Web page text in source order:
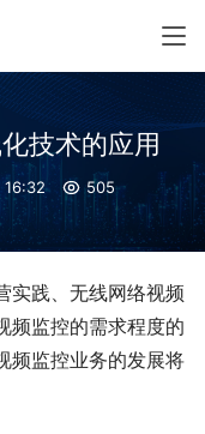
技术的应用
505
实践、无线网络视频
频监控的需求程度的
频监控业务的发展将